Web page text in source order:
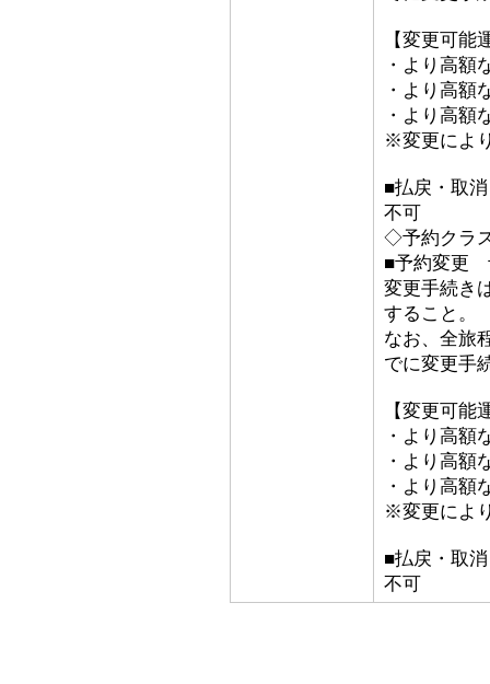
【変更可能
・より高額
・より高額
・より高額
※変更によ
■払戻・取
不可
◇予約クラ
■予約変更
変更手続き
すること。
なお、全旅
でに変更手
【変更可能
・より高額
・より高額
・より高額
※変更によ
■払戻・取
不可